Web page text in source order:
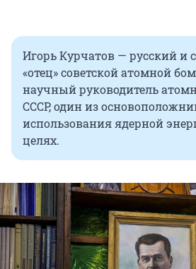
Игорь Курчатов — русский и
«отец» советской атомной
научный руководитель
СССР, один из
использования ядерной
целях.